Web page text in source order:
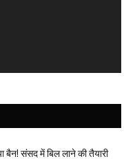
बैन! संसद में बिल लाने की तैयारी